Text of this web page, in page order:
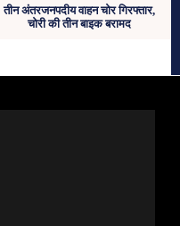
तीन अंतरजनपदीय वाहन चोर गिरफ्तार,
चोरी की तीन बाइक बरामद